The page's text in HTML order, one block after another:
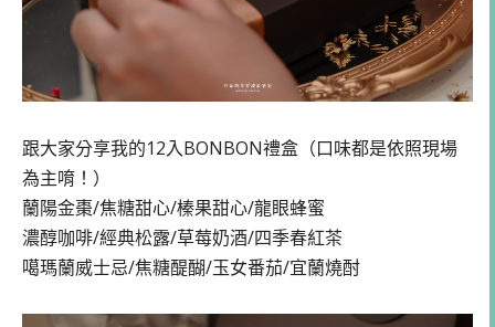
跟大家分享我的12入BONBON禮盒（口味都是依照現場
為主唷！）
蘭陽金棗/焦糖甜心/榛果甜心/龍眼蜂蜜
濃醇咖啡/經典松露/草莓奶酒/四季春紅茶
噶瑪蘭威士忌/焦糖醍醐/玉女番茄/宜蘭燒酎